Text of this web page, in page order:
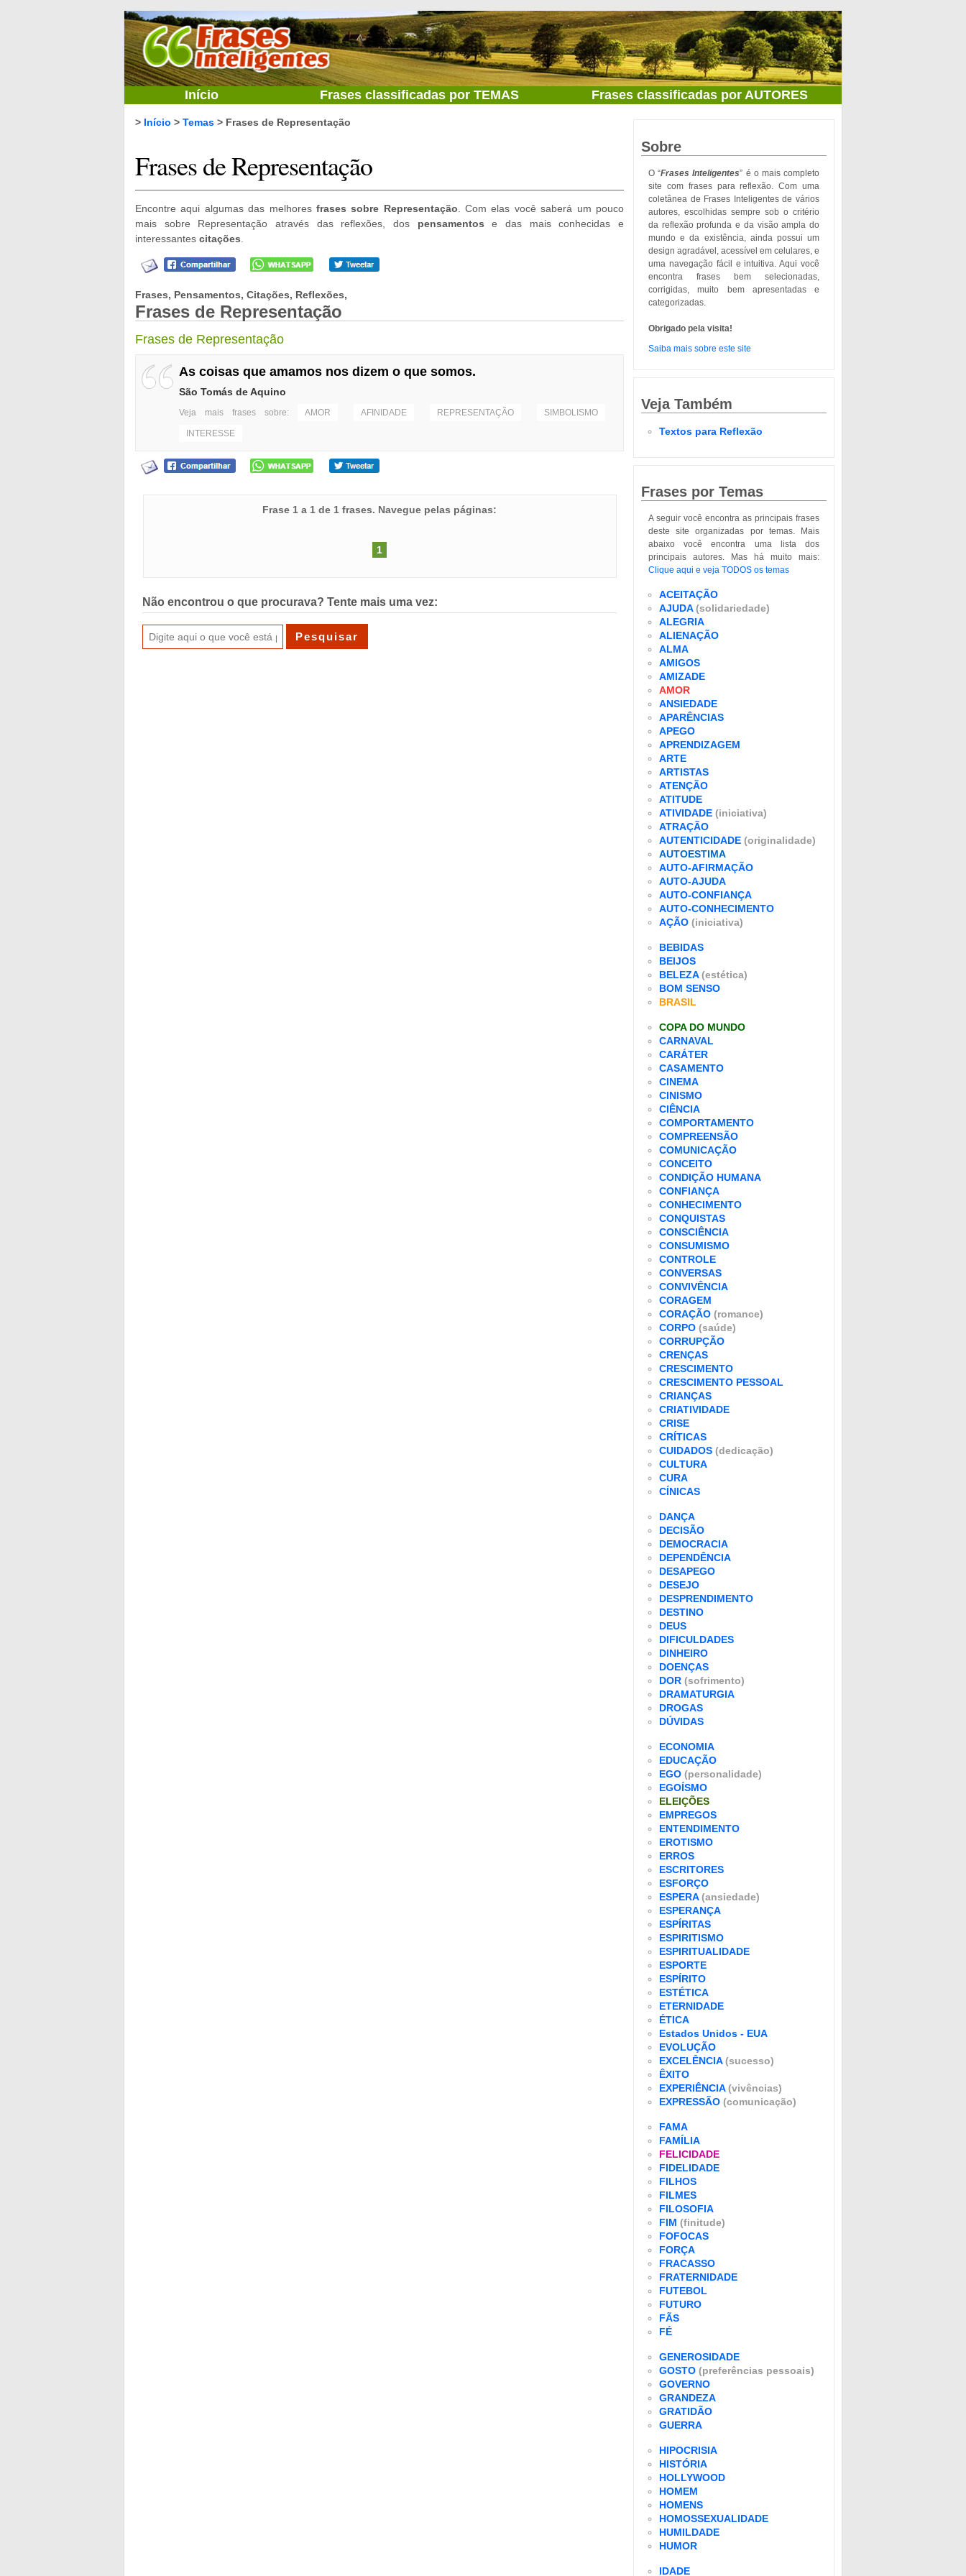
Início Frases classificadas por TEMAS Frases classificadas por AUTORES
> Início > Temas > Frases de Representação
Frases de Representação
Encontre aqui algumas das melhores frases sobre Representação . Com elas você saberá um pouco
mais sobre Representação através das reflexões, dos pensamentos e das mais conhecidas e
interessantes citações
Frases, Pensamentos, Citações, Reflexões,
Frases de Representação
Frases de Representação
As coisas que amamos nos dizem o que somos.
São Tomás de Aquino
Veja mais frases sobre: AMOR AFINIDADE REPRESENTAÇÃO SIMBOLISMO
INTERESSE
Frase 1 a 1 de 1 frases. Navegue pelas páginas:
1
Não encontrou o que procurava? Tente mais uma vez:
Sobre
O “Frases Inteligentes” é o mais completo
site com frases para reflexão. Com uma
coletânea de Frases Inteligentes de vários
autores, escolhidas sempre sob o critério
da reflexão profunda e da visão ampla do
mundo e da existência, ainda possui um
design agradável, acessível em celulares, e
uma navegação fácil e intuitiva. Aqui você
encontra frases bem selecionadas,
corrigidas, muito bem apresentadas e
categorizadas.
Obrigado pela visita!
Saiba mais sobre este site
Veja Também
Textos para Reflexão
Frases por Temas
A seguir você encontra as principais frases
deste site organizadas por temas. Mais
abaixo você encontra uma lista dos
principais autores. Mas há muito mais:
Clique aqui e veja TODOS os temas
ACEITAÇÃO
AJUDA(solidariedade)
ALEGRIA
ALIENAÇÃO
ALMA
AMIGOS
AMIZADE
AMOR
ANSIEDADE
APARÊNCIAS
APEGO
APRENDIZAGEM
ARTE
ARTISTAS
ATENÇÃO
ATITUDE
ATIVIDADE (iniciativa)
ATRAÇÃO
AUTENTICIDADE (originalidade)
AUTOESTIMA
AUTO-AFIRMAÇÃO
AUTO-AJUDA
AUTO-CONFIANÇA
AUTO-CONHECIMENTO
AÇÃO (iniciativa)
BEBIDAS
BEIJOS
BELEZA(estética)
BOM SENSO
BRASIL
COPA DO MUNDO
CARNAVAL
CARÁTER
CASAMENTO
CINEMA
CINISMO
CIÊNCIA
COMPORTAMENTO
COMPREENSÃO
COMUNICAÇÃO
CONCEITO
CONDIÇÃO HUMANA
CONFIANÇA
CONHECIMENTO
CONQUISTAS
CONSCIÊNCIA
CONSUMISMO
CONTROLE
CONVERSAS
CONVIVÊNCIA
CORAGEM
CORAÇÃO (romance)
CORPO (saúde)
CORRUPÇÃO
CRENÇAS
CRESCIMENTO
CRESCIMENTO PESSOAL
CRIANÇAS
CRIATIVIDADE
CRISE
CRÍTICAS
CUIDADOS (dedicação)
CULTURA
CURA
CÍNICAS
DANÇA
DECISÃO
DEMOCRACIA
DEPENDÊNCIA
DESAPEGO
DESEJO
DESPRENDIMENTO
DESTINO
DEUS
DIFICULDADES
DINHEIRO
DOENÇAS
DOR (sofrimento)
DRAMATURGIA
DROGAS
DÚVIDAS
ECONOMIA
EDUCAÇÃO
EGO (personalidade)
EGOÍSMO
ELEIÇÕES
EMPREGOS
ENTENDIMENTO
EROTISMO
ERROS
ESCRITORES
ESFORÇO
ESPERA(ansiedade)
ESPERANÇA
ESPÍRITAS
ESPIRITISMO
ESPIRITUALIDADE
ESPORTE
ESPÍRITO
ESTÉTICA
ETERNIDADE
ÉTICA
Estados Unidos - EUA
EVOLUÇÃO
EXCELÊNCIA(sucesso)
ÊXITO
EXPERIÊNCIA(vivências)
EXPRESSÃO (comunicação)
FAMA
FAMÍLIA
FELICIDADE
FIDELIDADE
FILHOS
FILMES
FILOSOFIA
FIM (finitude)
FOFOCAS
FORÇA
FRACASSO
FRATERNIDADE
FUTEBOL
FUTURO
FÃS
FÉ
GENEROSIDADE
GOSTO (preferências pessoais)
GOVERNO
GRANDEZA
GRATIDÃO
GUERRA
HIPOCRISIA
HISTÓRIA
HOLLYWOOD
HOMEM
HOMENS
HOMOSSEXUALIDADE
HUMILDADE
HUMOR
IDADE